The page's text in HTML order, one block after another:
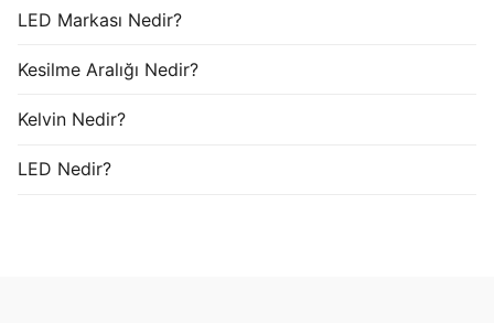
LED Markası Nedir?
Kesilme Aralığı Nedir?
Kelvin Nedir?
LED Nedir?